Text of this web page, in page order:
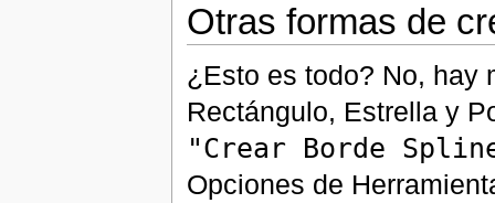
Otras formas de
¿Esto es todo? No, hay
Rectángulo, Estrella y
"Crear Borde
Opciones de